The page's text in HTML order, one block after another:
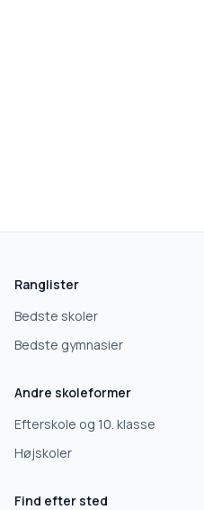
Ranglister
Bedste skoler
Bedste gymnasier
Andre skoleformer
Efterskole og 10. klasse
Højskoler
Find efter sted